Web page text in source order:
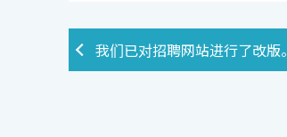
我们已对招聘网站进行了改版。